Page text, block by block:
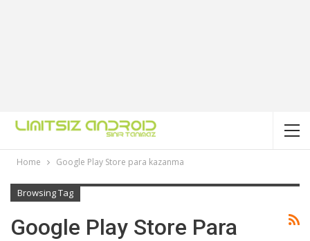
Home Google Play Store para kazanma
Browsing Tag
Google Play Store Para